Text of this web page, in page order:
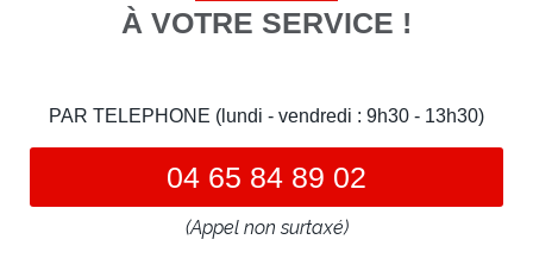
À VOTRE SERVICE !
PAR TELEPHONE (lundi - vendredi : 9h30 - 13h30)
04 65 84 89 02
(Appel non surtaxé)